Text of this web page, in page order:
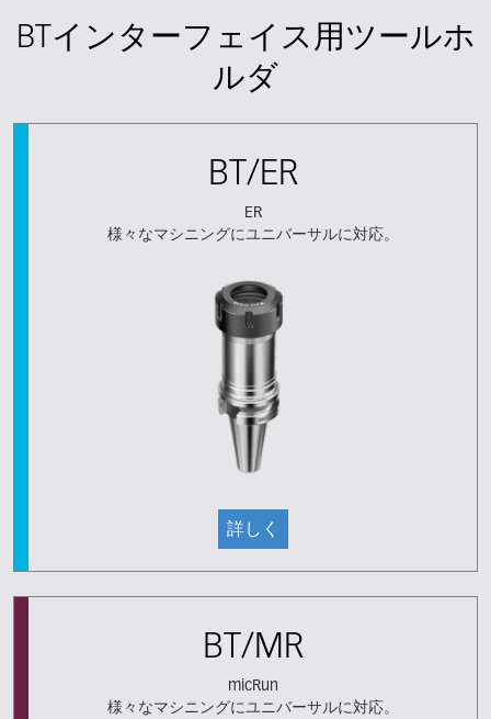
BTインターフェイス用ツールホ
ルダ
BT/ER
ER
様々なマシニングにユニバーサルに対応。
詳しく
BT/MR
micRun
様々なマシニングにユニバーサルに対応。